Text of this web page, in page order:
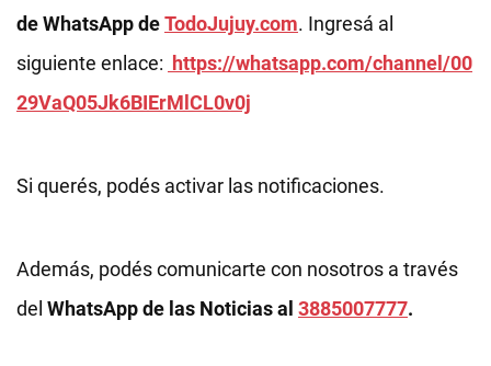
de WhatsApp deTodoJujuy.com. Ingresá al
siguiente enlace: https://whatsapp.com/channel/00
29VaQ05Jk6BIErMlCL0v0j
Si querés, podés activar las notificaciones.
Además, podés comunicarte con nosotros a través
del WhatsApp de las Noticias al 3885007777.